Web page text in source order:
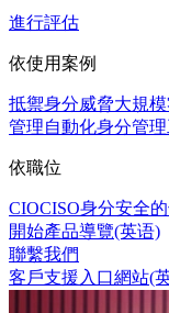
進行評估
依使用案例
抵禦身分威脅大規
管理自動化身分管
依職位
CIOCISO身分安全
開始產品導覽(英语)
聯繫我們
客戶支援入口網站(